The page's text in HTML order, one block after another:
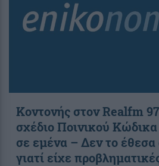
Κοντονής στον Realfm
σχέδιο Ποινικού
σε εμένα – Δεν το έθεσα
γιατί είχε